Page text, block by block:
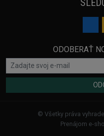
ODOBERAŤ
© Všetky práva
Prenájom e-